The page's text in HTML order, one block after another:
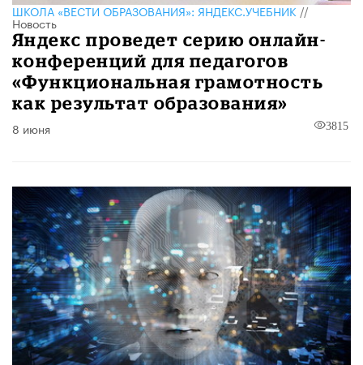
ШКОЛА «ВЕСТИ ОБРАЗОВАНИЯ»: ЯНДЕКС.УЧЕБНИК//
Новость
Яндекс проведет серию онлайн-
конференций для педагогов
«Функциональная грамотность
как результат образования»
8 июня 3815